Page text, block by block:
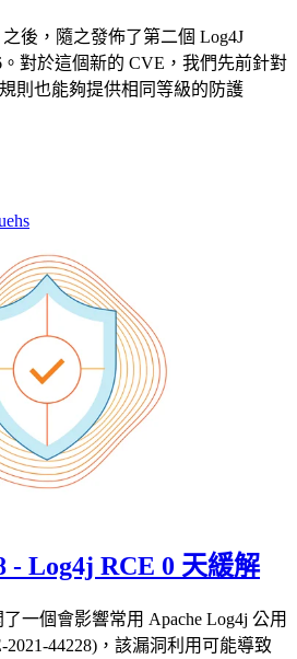
之後，隨之發佈了第二個 Log4J
對於這個新的 CVE，我們先前針對
則也能夠提供相同等級的防護
- Log4j RCE 0 天緩解
一個會影響常用 Apache Log4j 公用
44228)，該漏洞利用可能導致